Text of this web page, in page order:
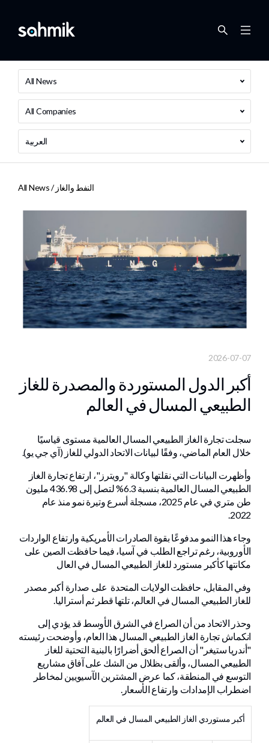
All News
All Companies
العربية
All News / النفط والغاز
2026-07-07
أكبر الدول المستوردة والمصدرة للغاز
الطبيعي المسال في العالم
سجلت تجارة الغاز الطبيعي المسال العالمية مستوى قياسيًا
خلال العام الماضي، وفقًا لبيانات الاتحاد الدولي للغاز (آي جي يو).
وأظهرت البيانات التي نقلتها وكالة "رويترز"، ارتفاع تجارة الغاز
الطبيعي المسال العالمية بنسبة 6.3% لتصل إلى 436.98 مليون
طن متري في عام 2025، مسجلة أسرع وتيرة نمو منذ عام
2022.
وجاء هذا النمو مدفوعًا بقوة الصادرات الأمريكية وارتفاع الواردات
الأوروبية، رغم تراجع الطلب في آسيا، فيما حافظت الصين على
مكانتها كأكبر مستورد للغاز الطبيعي المسال في العال
وفي المقابل، حافظت الولايات المتحدة على صدارة أكبر مصدر
للغاز الطبيعي المسال في العالم، تلتها قطر ثم أستراليا.
وحذر الاتحاد من أن الصراع في الشرق الأوسط قد يؤدي إلى
انكماش تجارة الغاز الطبيعي المسال هذا العام، وأوضحت رئيسته
"أندريا ستيغر" أن الصراع ألحق أضرارًا بالبنية التحتية للغاز
الطبيعي المسال، وألقى بظلال من الشك على آفاق مشاريع
التوسع في المنطقة، كما عرض المشترين الآسيويين لمخاطر
اضطراب الإمدادات وارتفاع الأسعار.
أكبر مستوردي الغاز الطبيعي المسال في العالم